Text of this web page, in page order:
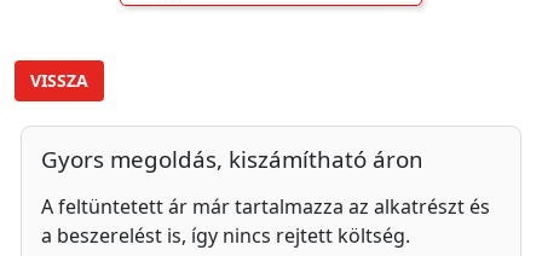
VISSZA
Gyors megoldás, kiszámítható áron
A feltüntetett ár már tartalmazza az alkatrészt és
a beszerelést is, így nincs rejtett költség.